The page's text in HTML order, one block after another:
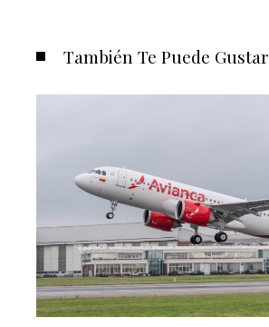
También Te Puede Gustar